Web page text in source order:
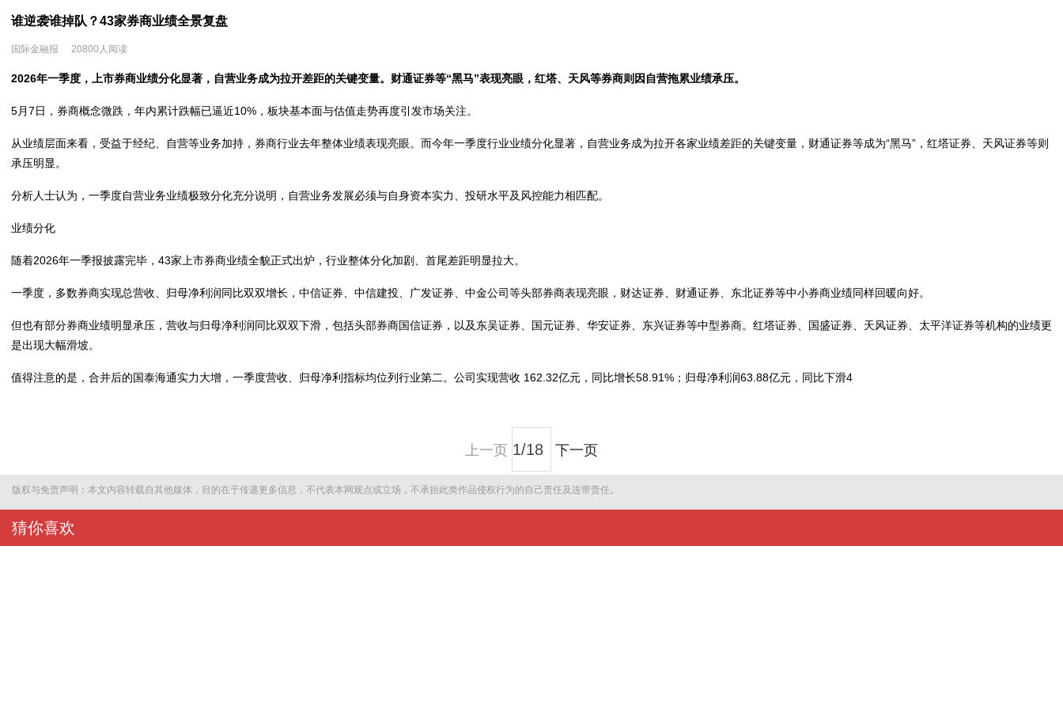
谁逆袭谁掉队？43家券商业绩全景复盘
国际金融报 20800人阅读
2026年一季度，上市券商业绩分化显著，自营业务成为拉开差距的关键变量。财通证券等“黑马”表现亮眼，红塔、天风等券商则因自营拖累业绩承压。
5月7日，券商概念微跌，年内累计跌幅已逼近10%，板块基本面与估值走势再度引发市场关注。
从业绩层面来看，受益于经纪、自营等业务加持，券商行业去年整体业绩表现亮眼。而今年一季度行业业绩分化显著，自营业务成为拉开各家业绩差距的关键变量，财通证券等成为“黑马”，红塔证券、天风证券等则
承压明显。
分析人士认为，一季度自营业务业绩极致分化充分说明，自营业务发展必须与自身资本实力、投研水平及风控能力相匹配。
业绩分化
随着2026年一季报披露完毕，43家上市券商业绩全貌正式出炉，行业整体分化加剧、首尾差距明显拉大。
一季度，多数券商实现总营收、归母净利润同比双双增长，中信证券、中信建投、广发证券、中金公司等头部券商表现亮眼，财达证券、财通证券、东北证券等中小券商业绩同样回暖向好。
但也有部分券商业绩明显承压，营收与归母净利润同比双双下滑，包括头部券商国信证券，以及东吴证券、国元证券、华安证券、东兴证券等中型券商。红塔证券、国盛证券、天风证券、太平洋证券等机构的业绩更
是出现大幅滑坡。
值得注意的是，合并后的国泰海通实力大增，一季度营收、归母净利指标均位列行业第二。公司实现营收 162.32亿元，同比增长58.91%；归母净利润63.88亿元，同比下滑4
上一页 下一页
版权与免责声明：本文内容转载自其他媒体，目的在于传递更多信息，不代表本网观点或立场，不承担此类作品侵权行为的自己责任及连带责任。
猜你喜欢